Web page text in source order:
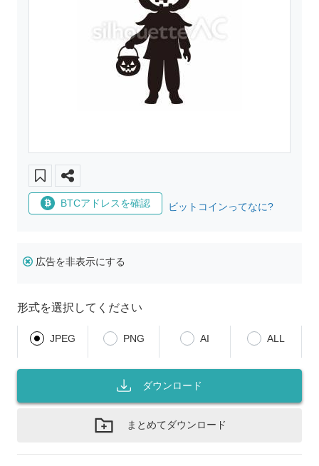
BTCアドレスを確認 ビットコインってなに?
広告を非表示にする
形式を選択してください
JPEG PNG AI ALL
ダウンロード
まとめてダウンロード